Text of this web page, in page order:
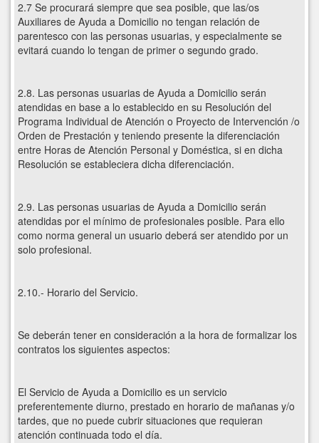
2.7 Se procurará siempre que sea posible, que las/os
Auxiliares de Ayuda a Domicilio no tengan relación de
parentesco con las personas usuarias, y especialmente se
evitará cuando lo tengan de primer o segundo grado.
2.8. Las personas usuarias de Ayuda a Domicilio serán
atendidas en base a lo establecido en su Resolución del
Programa Individual de Atención o Proyecto de Intervención /o
Orden de Prestación y teniendo presente la diferenciación
entre Horas de Atención Personal y Doméstica, si en dicha
Resolución se estableciera dicha diferenciación.
2.9. Las personas usuarias de Ayuda a Domicilio serán
atendidas por el mínimo de profesionales posible. Para ello
como norma general un usuario deberá ser atendido por un
solo profesional.
2.10.- Horario del Servicio.
Se deberán tener en consideración a la hora de formalizar los
contratos los siguientes aspectos:
El Servicio de Ayuda a Domicilio es un servicio
preferentemente diurno, prestado en horario de mañanas y/o
tardes, que no puede cubrir situaciones que requieran
atención continuada todo el día.